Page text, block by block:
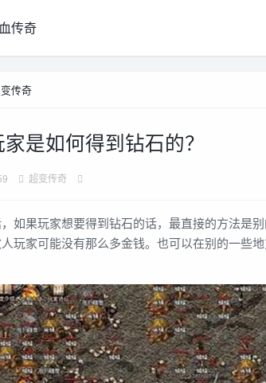
传奇
传奇
是如何得到钻石的？
超变传奇
果玩家想要得到钻石的话，最直接的方法是别
玩家可能没有那么多金钱。也可以在别的一些